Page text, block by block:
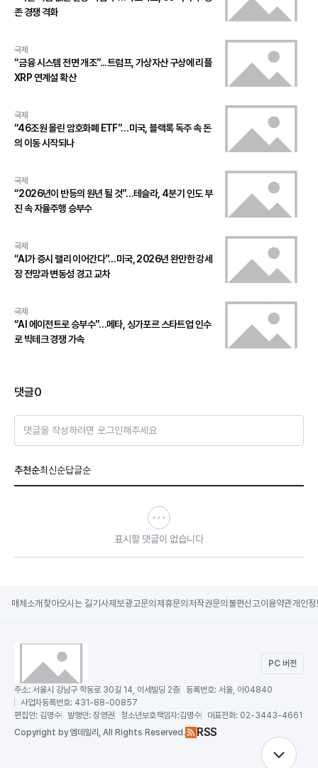
존 경쟁 격화
국제
“금융 시스템 전면 개조”...트럼프, 가상자산 구상에 리플
XRP 연계설 확산
국제
“46조원 몰린 암호화폐 ETF”…미국, 블랙록 독주 속 돈
의 이동 시작되나
국제
“2026년이 반등의 원년 될 것”…테슬라, 4분기 인도 부
진 속 자율주행 승부수
국제
“AI가 증시 랠리 이어간다”…미국, 2026년 완만한 강세
장 전망과 변동성 경고 교차
국제
“AI 에이전트로 승부수”…메타, 싱가포르 스타트업 인수
로 빅테크 경쟁 가속
댓글0
댓글을 작성하려면 로그인해주세요
추천순최신순답글순
표시할 댓글이 없습니다
매체소개 찾아오시는 길기사제보광고문의 제휴문의 저작권문의 불편신고이용약관개인정
PC 버전
주소: 서울시 강남구 학동로 30길 14, 이세빌딩 2층 등록번호: 서울, 아04840
사업자등록번호: 431-88-00857
편집인: 김명수 발행인: 장영권 청소년보호책임자:김명수 대표전화: 02-3443-4661
Copyright by 엠데일리, All Rights Reserved. RSS